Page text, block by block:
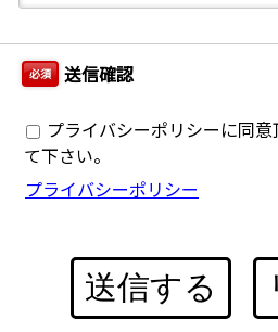
必須 送信確認
プライバシーポリシーに同
て下さい。
プライバシーポリシー
送信する